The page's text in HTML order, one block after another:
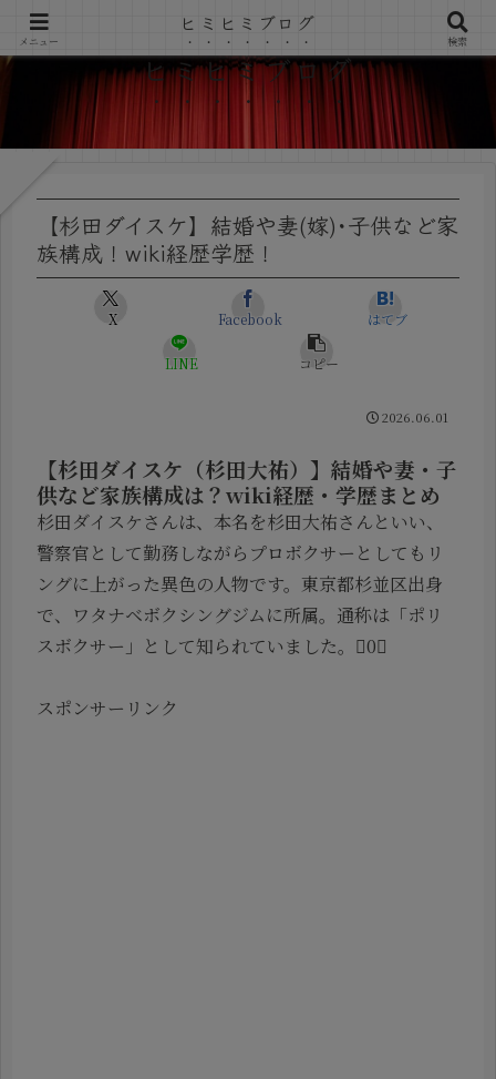
ヒミヒミブログ
【杉田ダイスケ】結婚や妻(嫁)･子供など家
族構成！wiki経歴学歴！
X Facebook はてブ
LINE コピー
2026.06.01
【杉田ダイスケ（杉田大祐）】結婚や妻・子
供など家族構成は？wiki経歴・学歴まとめ
杉田ダイスケさんは、本名を杉田大祐さんといい、
警察官として勤務しながらプロボクサーとしてもリ
ングに上がった異色の人物です。東京都杉並区出身
で、ワタナベボクシングジムに所属。通称は「ポリ
スボクサー」として知られていました。0
スポンサーリンク
メニュー
ヒミヒミブログ
検索